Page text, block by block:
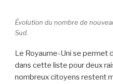
Évolution du nombre de
Sud.
Le Royaume-Uni se permet
dans cette liste pour deux
nombreux citoyens restent